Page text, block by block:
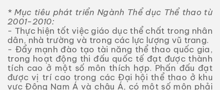
* Mục tiêu phát triển Ngành Thể dục Thể thao từ
2001-2010:
- Thực hiện tốt việc giáo dục thể chất trong nhân
dân, nhà trường và trong các lực lượng vũ trang.
- Đẩy mạnh đào tạo tài năng thể thao quốc gia,
trong hoạt động thi đấu quốc tế đạt được thành
tích cao ở một số môn thích hợp. Phấn đấu đạt
được vị trí cao trong các Đại hội thể thao ở khu
vực Đông Nam Á và châu Á, có một số môn phải